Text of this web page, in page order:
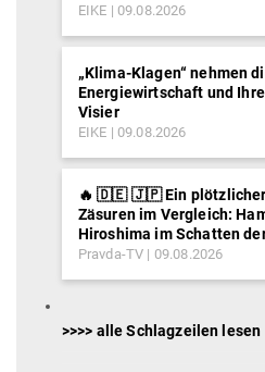
EIKE 09.08.2026
„Klima-Klagen“ nehmen
Energiewirtschaft und
Visier
EIKE 09.08.2026
🔥 🇩🇪 🇯🇵 Ein plötzlicher
Zäsuren im Vergleich:
Hiroshima im Schatten
Pravda-TV 09.08.2026
>>>> alle Schlagzeilen lesen